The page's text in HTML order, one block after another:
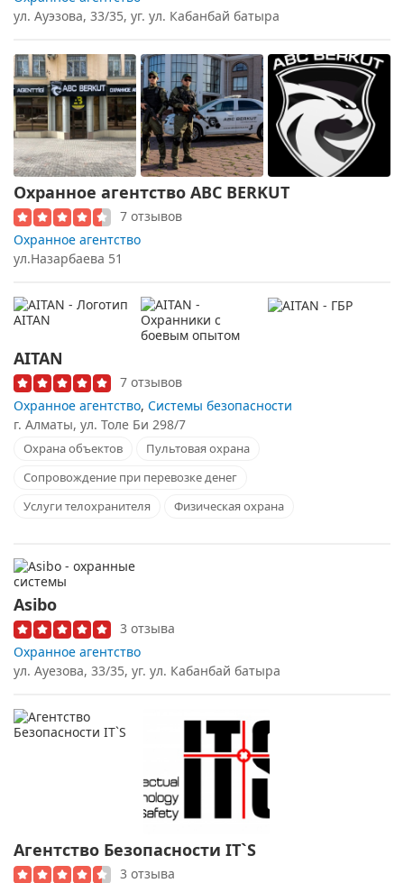
ул. Ауэзова, 33/35, уг. ул. Кабанбай батыра
Охранное агентство ABC BERKUT
7 отзывов
Охранное агентство
ул.Назарбаева 51
AITAN
7 отзывов
Охранное агентство, Системы безопасности
г. Алматы, ул. Толе Би 298/7
Охрана объектов
Пультовая охрана
Сопровождение при перевозке денег
Услуги телохранителя
Физическая охрана
Asibo
3 отзыва
Охранное агентство
ул. Ауезова, 33/35, уг. ул. Кабанбай батыра
Агентство Безопасности IT`S
3 отзыва